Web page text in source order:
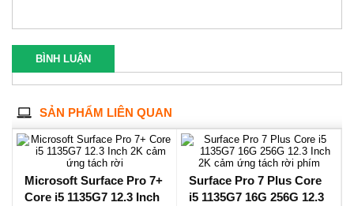
BÌNH LUẬN
SẢN PHẨM LIÊN QUAN
Microsoft Surface Pro 7+
Core i5 1135G7 12.3 Inch
Surface Pro 7 Plus Core
i5 1135G7 16G 256G 12.3